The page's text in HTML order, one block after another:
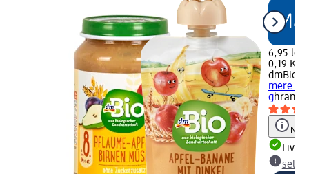
6,95 lei
0,19 Kg
dmBio
mere și
ghrană
Notă